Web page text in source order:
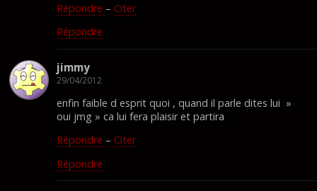
Répondre – Citer
Répondre
jimmy
29/04/2012
enfin faible d esprit quoi , quand il parle dites lui »
oui jmg » ca lui fera plaisir et partira
Répondre – Citer
Répondre